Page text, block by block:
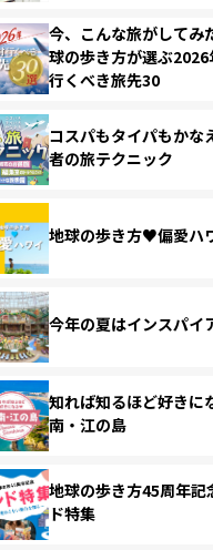
今、こんな旅がしてみ
球の歩き方が選ぶ2026
行くべき旅先30
コスパもタイパもかな
者の旅テクニック
地球の歩き方♥偏愛ハ
今年の夏はインスパイ
知れば知るほど好きに
南・江の島
地球の歩き方45周年記
ド特集